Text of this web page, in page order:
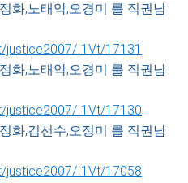
화,노태악,오경미 를 직권남
justice2007/I1Vt/17131
화,노태악,오경미 를 직권남
justice2007/I1Vt/17130
화,김선수,오정미 를 직권남
justice2007/I1Vt/17058